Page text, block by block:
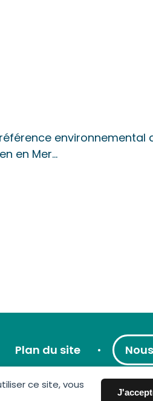
ce site, vous
environnemental
en Mer…
Plan du site